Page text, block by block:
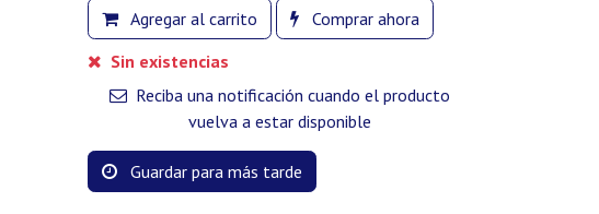
Agregar al carrito
Comprar ahora
Sin existencias
Reciba una notificación cuando el producto
vuelva a estar disponible
Guardar para más tarde